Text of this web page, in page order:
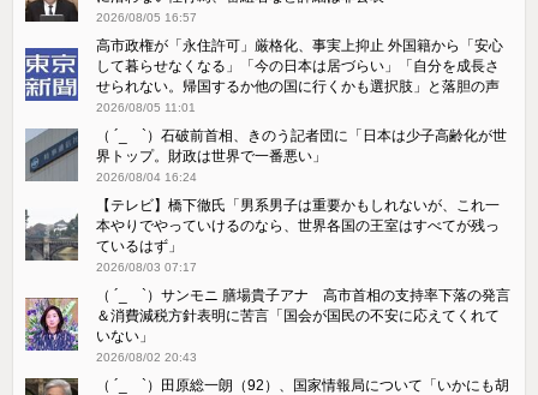
2026/08/05 16:57
高市政権が「永住許可」厳格化、事実上抑止 外国籍から「安心
して暮らせなくなる」「今の日本は居づらい」「自分を成長さ
せられない。帰国するか他の国に行くかも選択肢」と落胆の声
2026/08/05 11:01
（ ´_ゝ`）石破前首相、きのう記者団に「日本は少子高齢化が世
界トップ。財政は世界で一番悪い」
2026/08/04 16:24
【テレビ】橋下徹氏「男系男子は重要かもしれないが、これ一
本やりでやっていけるのなら、世界各国の王室はすべてが残っ
ているはず」
2026/08/03 07:17
（ ´_ゝ`）サンモニ 膳場貴子アナ 高市首相の支持率下落の発言
＆消費減税方針表明に苦言「国会が国民の不安に応えてくれて
いない」
2026/08/02 20:43
（ ´_ゝ`）田原総一朗（92）、国家情報局について「いかにも胡